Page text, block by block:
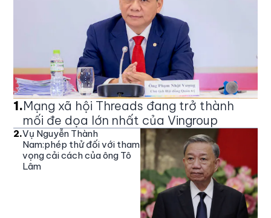
1.Mạng xã hội Threads đang trở thành
mối đe dọa lớn nhất của Vingroup
2.Vụ Nguyễn Thành
Nam:phép thử đối với tham
vọng cải cách của ông Tô
Lâm